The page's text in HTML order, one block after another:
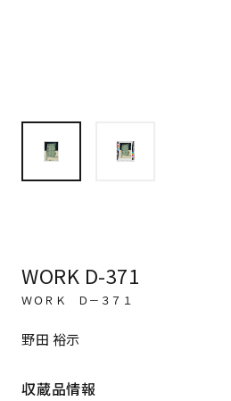
WORK D-371
ＷＯＲＫ Ｄ－３７１
野田 裕示
収蔵品情報